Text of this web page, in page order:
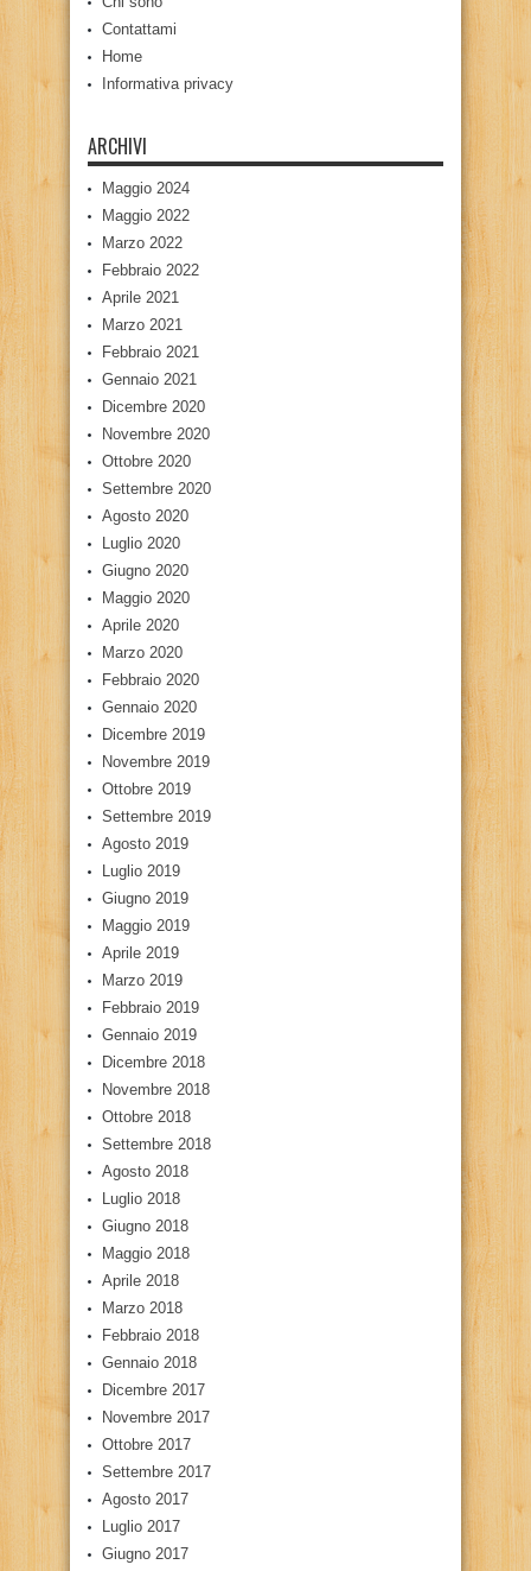
Contattami
Home
Informativa privacy
ARCHIVI
Maggio 2024
Maggio 2022
Marzo 2022
Febbraio 2022
Aprile 2021
Marzo 2021
Febbraio 2021
Gennaio 2021
Dicembre 2020
Novembre 2020
Ottobre 2020
Settembre 2020
Agosto 2020
Luglio 2020
Giugno 2020
Maggio 2020
Aprile 2020
Marzo 2020
Febbraio 2020
Gennaio 2020
Dicembre 2019
Novembre 2019
Ottobre 2019
Settembre 2019
Agosto 2019
Luglio 2019
Giugno 2019
Maggio 2019
Aprile 2019
Marzo 2019
Febbraio 2019
Gennaio 2019
Dicembre 2018
Novembre 2018
Ottobre 2018
Settembre 2018
Agosto 2018
Luglio 2018
Giugno 2018
Maggio 2018
Aprile 2018
Marzo 2018
Febbraio 2018
Gennaio 2018
Dicembre 2017
Novembre 2017
Ottobre 2017
Settembre 2017
Agosto 2017
Luglio 2017
Giugno 2017